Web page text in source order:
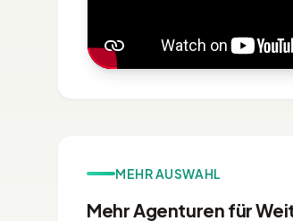
MEHR AUSWAHL
Mehr Agenturen für